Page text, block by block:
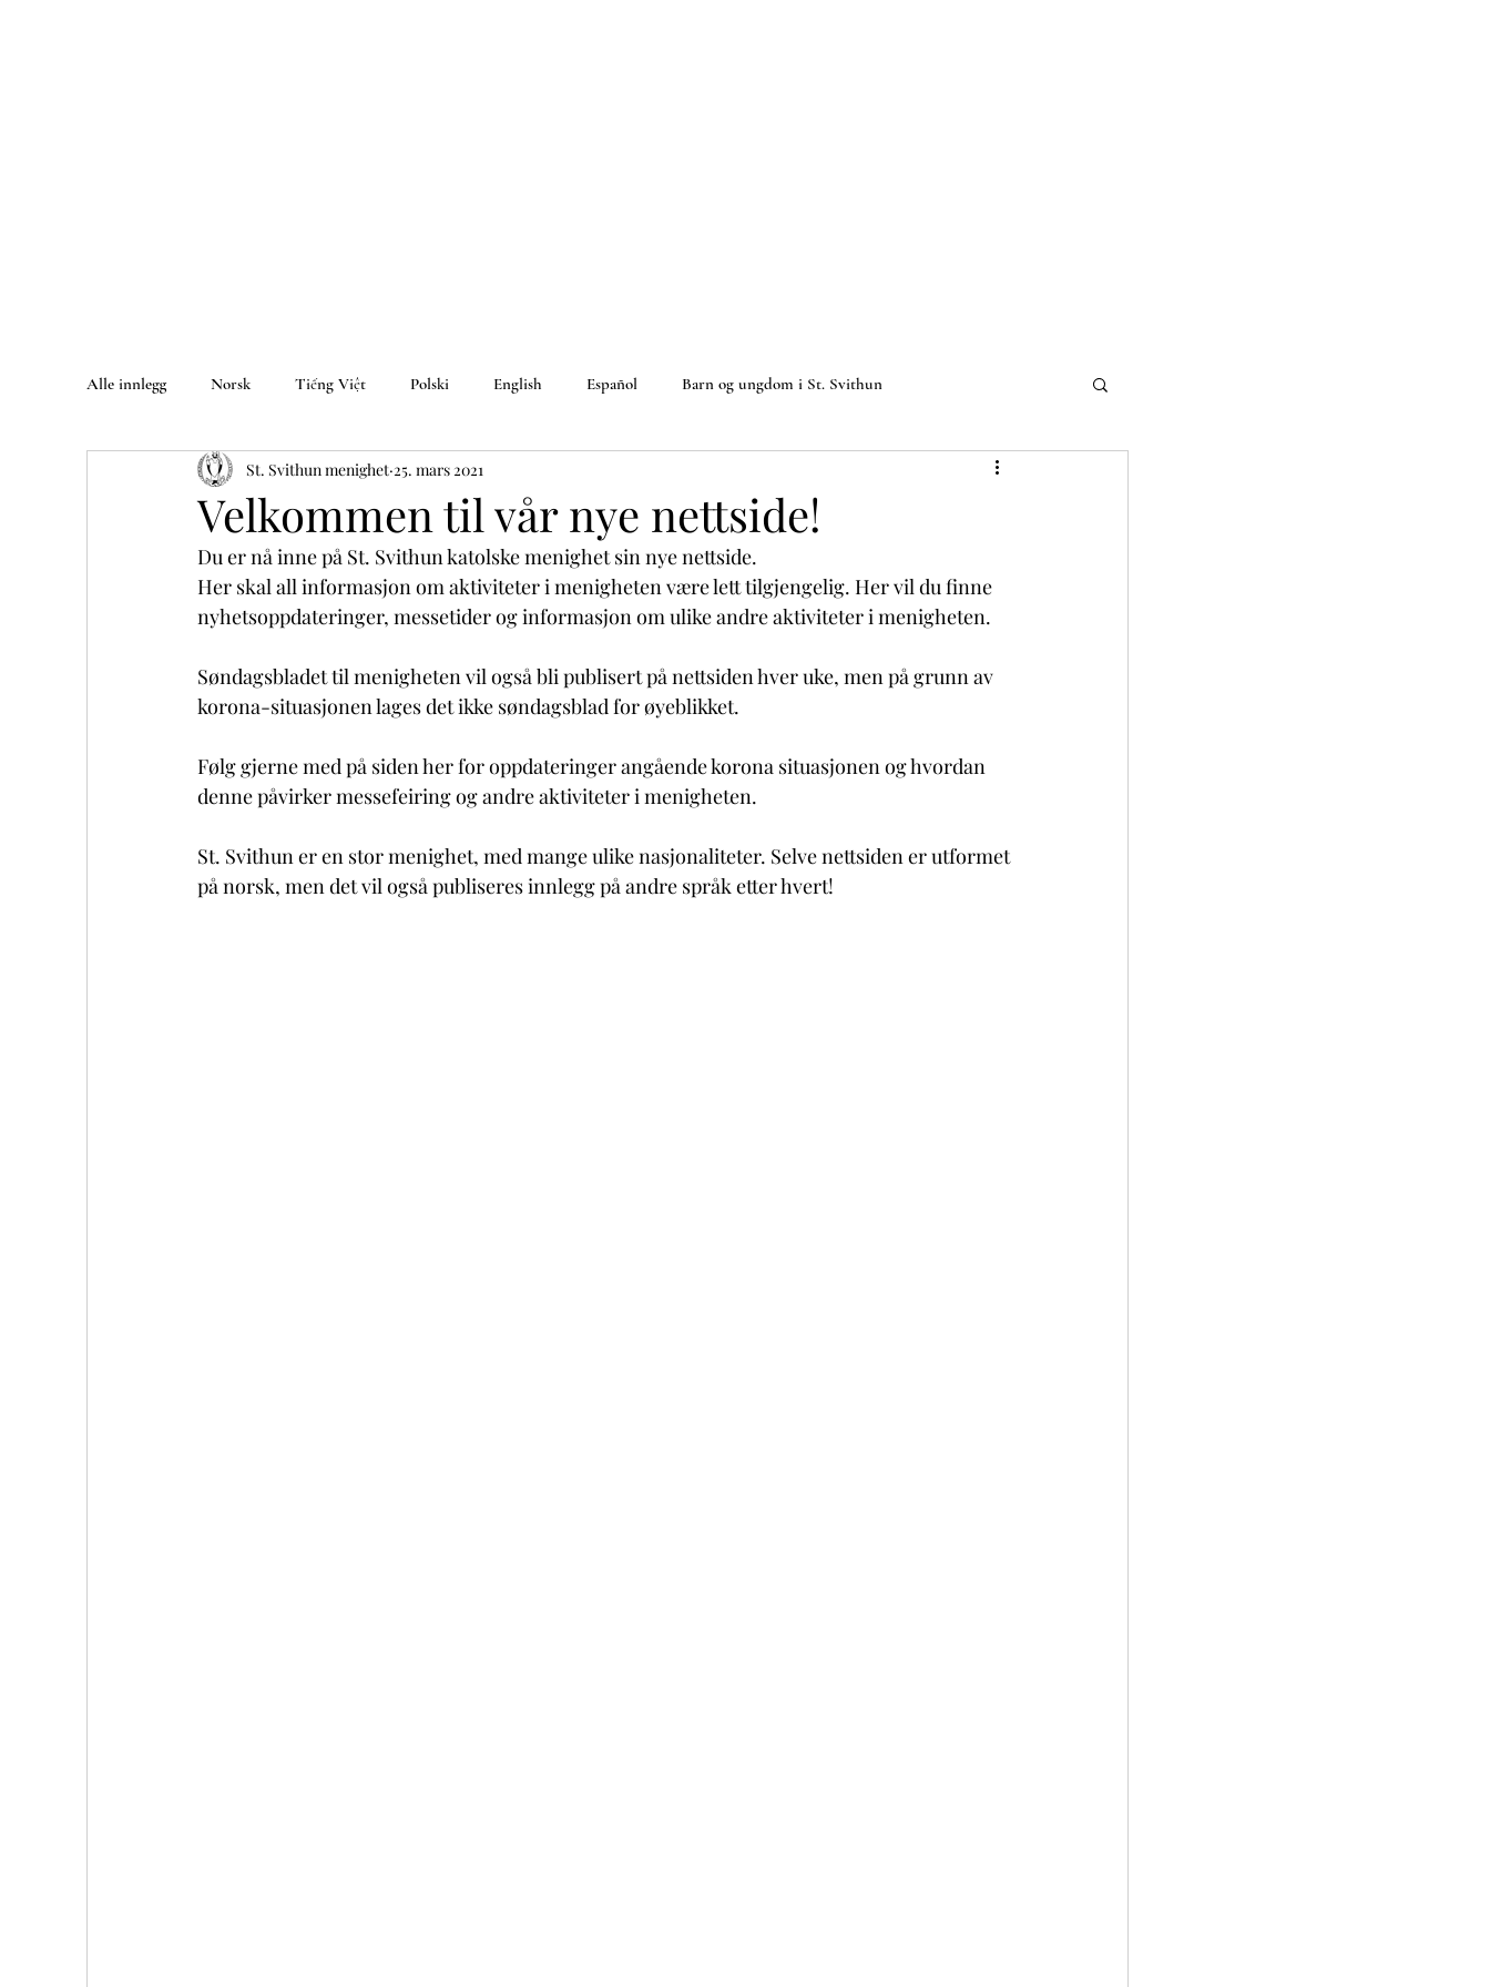
Alle innlegg Norsk Tiếng Việt Polski English Español Barn og ungdom i St. Svithun
Velkommen til vår nye nettside!
St. Svithun menighet 25. mars 2021
Du er nå inne på St. Svithun katolske menighet sin nye nettside.
Her skal all informasjon om aktiviteter i menigheten være lett tilgjengelig. Her vil du finne
nyhetsoppdateringer, messetider og informasjon om ulike andre aktiviteter i menigheten.
Søndagsbladet til menigheten vil også bli publisert på nettsiden hver uke, men på grunn av
korona-situasjonen lages det ikke søndagsblad for øyeblikket.
Følg gjerne med på siden her for oppdateringer angående korona situasjonen og hvordan
denne påvirker messefeiring og andre aktiviteter i menigheten.
St. Svithun er en stor menighet, med mange ulike nasjonaliteter. Selve nettsiden er utformet
på norsk, men det vil også publiseres innlegg på andre språk etter hvert!